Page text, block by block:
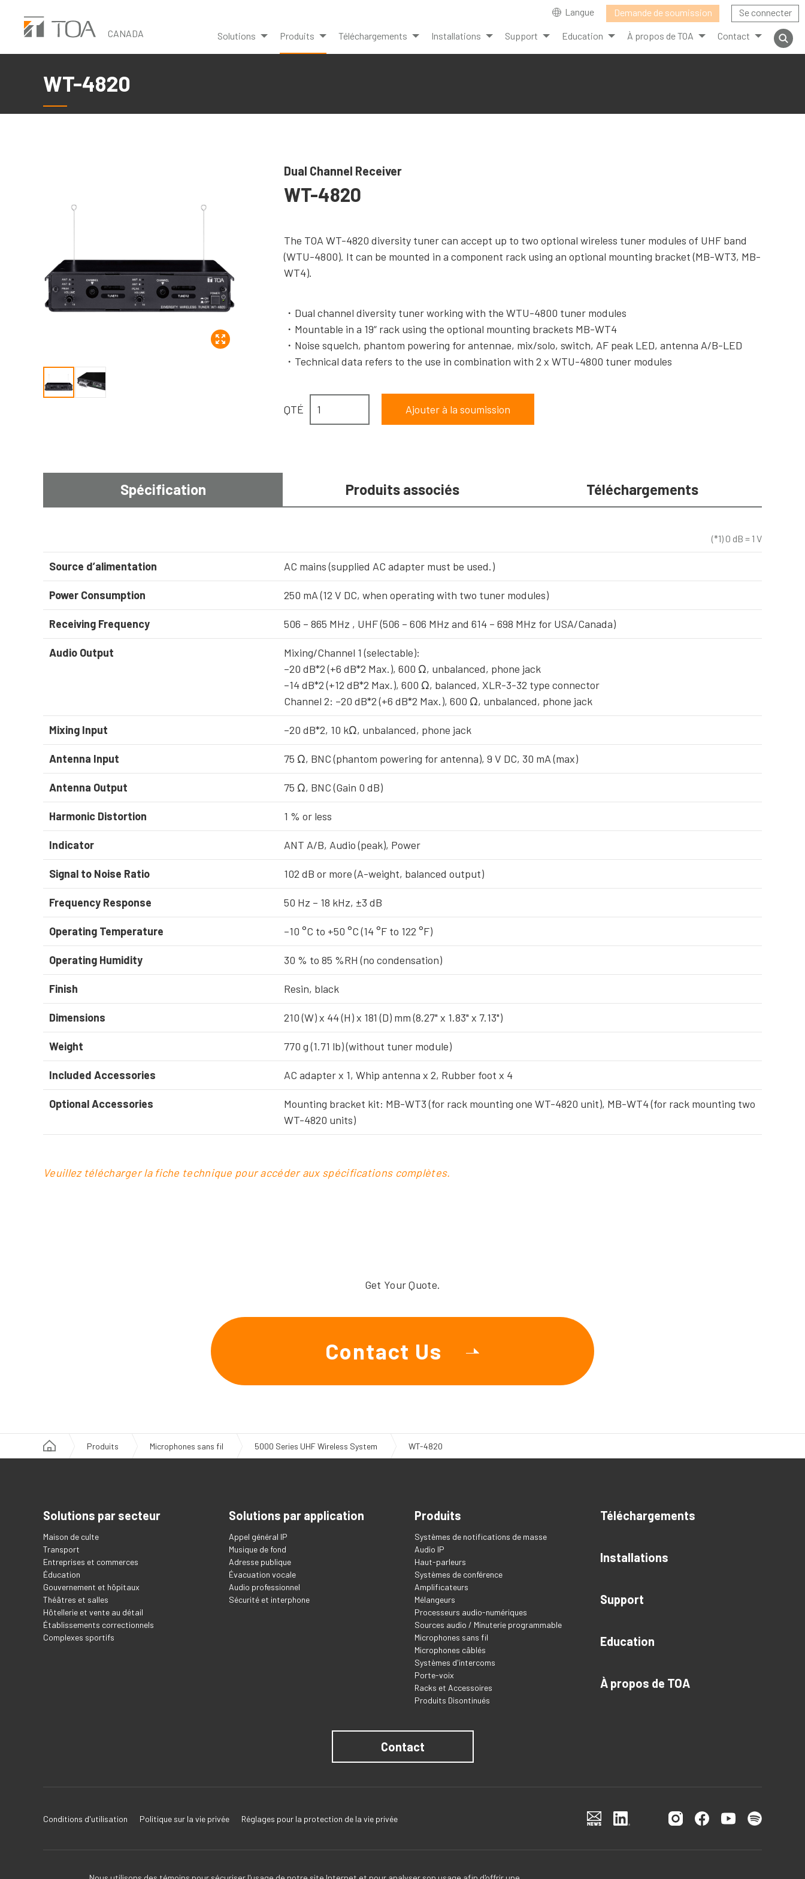
content
CANADA
Langue Demande de soumission Se connecter
Solutions Produits Téléchargements Installations Support Education À propos de TOA Contact
WT-4820
Dual Channel Receiver
WT-4820
The TOA WT-4820 diversity tuner can accept up to two optional wireless tuner modules of UHF band
(WTU-4800). It can be mounted in a component rack using an optional mounting bracket (MB-WT3, MB-
WT4).
Dual channel diversity tuner working with the WTU-4800 tuner modules
Mountable in a 19“ rack using the optional mounting brackets MB-WT4
Noise squelch, phantom powering for antennae, mix/solo, switch, AF peak LED, antenna A/B-LED
Technical data refers to the use in combination with 2 x WTU-4800 tuner modules
QTÉ
Spécification Produits associés Téléchargements
(*1) 0 dB = 1 V
Source d’alimentation AC mains (supplied AC adapter must be used.)
Power Consumption 250 mA (12 V DC, when operating with two tuner modules)
Receiving Frequency 506 – 865 MHz , UHF (506 – 606 MHz and 614 – 698 MHz for USA/Canada)
Audio Output
Mixing/Channel 1 (selectable):
–20 dB*2 (+6 dB*2 Max.), 600 Ω, unbalanced, phone jack
–14 dB*2 (+12 dB*2 Max.), 600 Ω, balanced, XLR-3-32 type connector
Channel 2: –20 dB*2 (+6 dB*2 Max.), 600 Ω, unbalanced, phone jack
Mixing Input –20 dB*2, 10 kΩ, unbalanced, phone jack
Antenna Input 75 Ω, BNC (phantom powering for antenna), 9 V DC, 30 mA (max)
Antenna Output 75 Ω, BNC (Gain 0 dB)
Harmonic Distortion 1 % or less
Indicator ANT A/B, Audio (peak), Power
Signal to Noise Ratio 102 dB or more (A-weight, balanced output)
Frequency Response 50 Hz – 18 kHz, ±3 dB
Operating Temperature –10 °C to +50 °C (14 °F to 122 °F)
Operating Humidity 30 % to 85 %RH (no condensation)
Finish Resin, black
Dimensions 210 (W) x 44 (H) x 181 (D) mm (8.27" x 1.83" x 7.13")
Weight 770 g (1.71 lb) (without tuner module)
Included Accessories AC adapter x 1, Whip antenna x 2, Rubber foot x 4
Optional Accessories
Mounting bracket kit: MB-WT3 (for rack mounting one WT-4820 unit), MB-WT4 (for rack mounting two
WT-4820 units)
Veuillez télécharger la fiche technique pour accéder aux spécifications complètes.
Get Your Quote.
Contact Us
Produits Microphones sans fil 5000 Series UHF Wireless System WT-4820
Solutions par secteur
Maison de culte
Transport
Entreprises et commerces
Éducation
Gouvernement et hôpitaux
Théâtres et salles
Hôtellerie et vente au détail
Établissements correctionnels
Complexes sportifs
Solutions par application
Appel général IP
Musique de fond
Adresse publique
Évacuation vocale
Audio professionnel
Sécurité et interphone
Produits
Systèmes de notifications de masse
Audio IP
Haut-parleurs
Systèmes de conférence
Amplificateurs
Mélangeurs
Processeurs audio-numériques
Sources audio / Minuterie programmable
Microphones sans fil
Microphones câblés
Systèmes d'intercoms
Porte-voix
Racks et Accessoires
Produits Disontinués
Téléchargements
Installations
Support
Education
À propos de TOA
Contact
Conditions d'utilisation Politique sur la vie privée Réglages pour la protection de la vie privée